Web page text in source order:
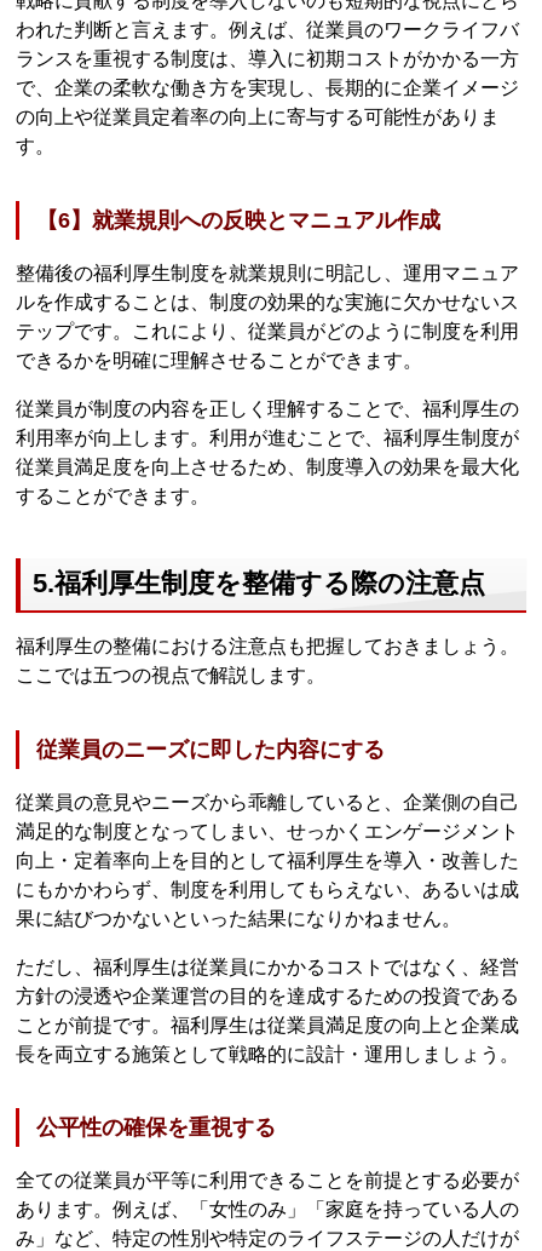
われた判断と言えます。例えば、従業員のワークライフバ
ランスを重視する制度は、導入に初期コストがかかる一方
で、企業の柔軟な働き方を実現し、長期的に企業イメージ
の向上や従業員定着率の向上に寄与する可能性がありま
す。
【6】就業規則への反映とマニュアル作成
整備後の福利厚生制度を就業規則に明記し、運用マニュア
ルを作成することは、制度の効果的な実施に欠かせないス
テップです。これにより、従業員がどのように制度を利用
できるかを明確に理解させることができます。
従業員が制度の内容を正しく理解することで、福利厚生の
利用率が向上します。利用が進むことで、福利厚生制度が
従業員満足度を向上させるため、制度導入の効果を最大化
することができます。
5.福利厚生制度を整備する際の注意点
福利厚生の整備における注意点も把握しておきましょう。
ここでは五つの視点で解説します。
従業員のニーズに即した内容にする
従業員の意見やニーズから乖離していると、企業側の自己
満足的な制度となってしまい、せっかくエンゲージメント
向上・定着率向上を目的として福利厚生を導入・改善した
にもかかわらず、制度を利用してもらえない、あるいは成
果に結びつかないといった結果になりかねません。
ただし、福利厚生は従業員にかかるコストではなく、経営
方針の浸透や企業運営の目的を達成するための投資である
ことが前提です。福利厚生は従業員満足度の向上と企業成
長を両立する施策として戦略的に設計・運用しましょう。
公平性の確保を重視する
全ての従業員が平等に利用できることを前提とする必要が
あります。例えば、「女性のみ」「家庭を持っている人の
み」など、特定の性別や特定のライフステージの人だけが